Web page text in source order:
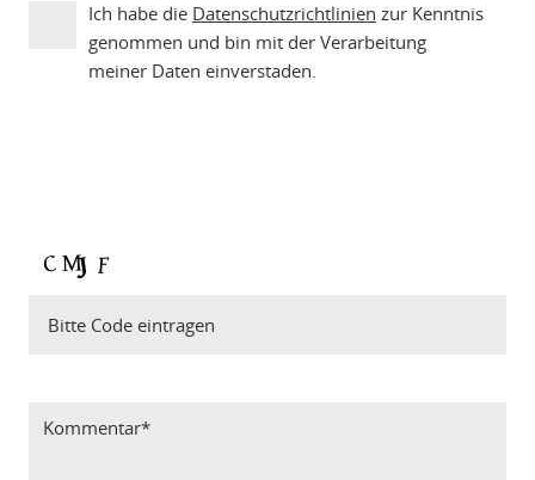
Ich habe die Datenschutzrichtlinien zur Kenntnis
genommen und bin mit der Verarbeitung
meiner Daten einverstaden.